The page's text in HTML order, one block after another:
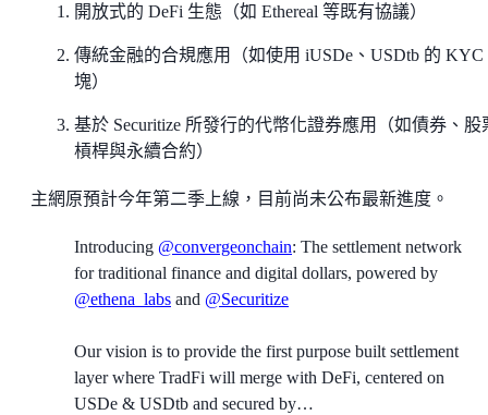
開放式的 DeFi 生態（如 Ethereal 等既有協議）
傳統金融的合規應用（如使用 iUSDe、USDtb 的 KYC
塊）
基於 Securitize 所發行的代幣化證券應用（如債券、股
槓桿與永續合約）
主網原預計今年第二季上線，目前尚未公布最新進度。
Introducing @convergeonchain: The settlement network
for traditional finance and digital dollars, powered by
@ethena_labs and @Securitize
Our vision is to provide the first purpose built settlement
layer where TradFi will merge with DeFi, centered on
USDe & USDtb and secured by…